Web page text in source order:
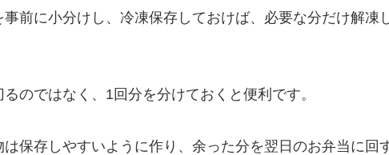
事前に小分けし、冷凍保存しておけば、必要な分だけ解凍
のではなく、1回分を分けておくと便利です。
は保存しやすいように作り、余った分を翌日のお弁当に回